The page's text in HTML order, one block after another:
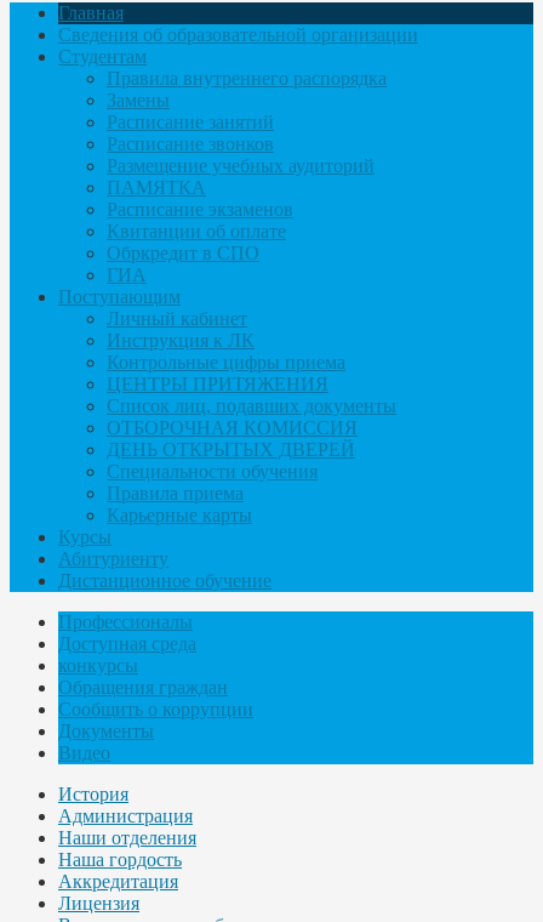
Главная
Сведения об образовательной организации
Студентам
Правила внутреннего распорядка
Замены
Расписание занятий
Расписание звонков
Размещение учебных аудиторий
ПАМЯТКА
Расписание экзаменов
Квитанции об оплате
Обркредит в СПО
ГИА
Поступающим
Личный кабинет
Инструкция к ЛК
Контрольные цифры приема
ЦЕНТРЫ ПРИТЯЖЕНИЯ
Список лиц, подавших документы
ОТБОРОЧНАЯ КОМИССИЯ
ДЕНЬ ОТКРЫТЫХ ДВЕРЕЙ
Специальности обучения
Правила приема
Карьерные карты
Курсы
Абитуриенту
Дистанционное обучение
Профессионалы
Доступная среда
конкурсы
Обращения граждан
Сообщить о коррупции
Документы
Видео
История
Администрация
Наши отделения
Наша гордость
Аккредитация
Лицензия